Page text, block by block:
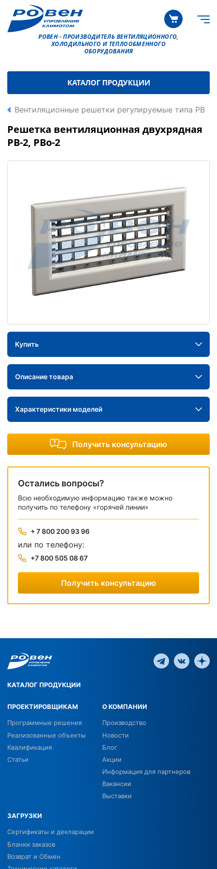
РОВЕН - ПРОИЗВОДИТЕЛЬ ВЕНТИЛЯЦИОННОГО,
ХОЛОДИЛЬНОГО И ТЕПЛООБМЕННОГО
ОБОРУДОВАНИЯ
КАТАЛОГ ПРОДУКЦИИ
Вентиляционные решетки регулируемые типа РВ
Решетка вентиляционная двухрядная
РВ-2, РВо-2
Купить
Описание товара
Характеристики моделей
Получить консультацию
Остались вопросы?
Всю необходимую информацию также можно
получить по телефону «горячей линии»
+ 7 800 200 93 96
или по телефону:
+7 800 505 08 67
Получить консультацию
КАТАЛОГ ПРОДУКЦИИ
ПРОЕКТИРОВЩИКАМ
Программные решения
Реализованные объекты
Квалификация
Статьи
О КОМПАНИИ
Производство
Новости
Блог
Акции
Информация для партнеров
Вакансии
Выставки
ЗАГРУЗКИ
Сертификаты и декларации
Бланки заказов
Возврат и Обмен